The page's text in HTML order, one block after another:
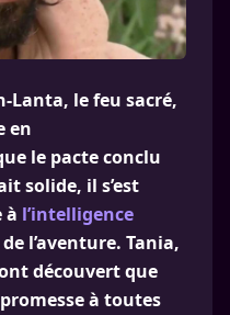
Lanta, le feu sacré,
en
le pacte conclu
solide, il s’est
à l’intelligence
de l’aventure. Tania,
découvert que
à toutes